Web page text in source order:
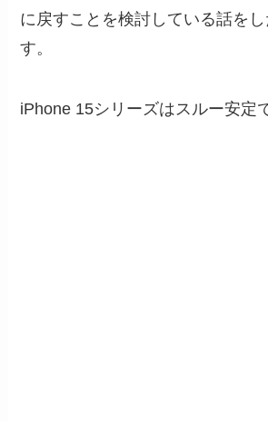
に戻すことを検討している話を
す。
iPhone 15シリーズはスルー安定